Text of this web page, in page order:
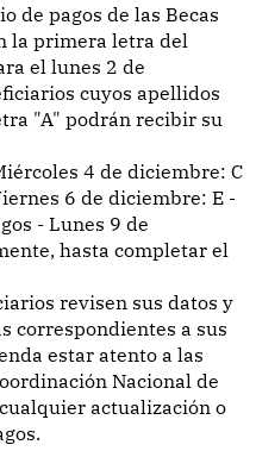
la primera letra del
el lunes 2 de
cuyos apellidos
"A" podrán recibir su
4 de diciembre: C
6 de diciembre: E -
- Lunes 9 de
hasta completar el
revisen sus datos y
correspondientes a sus
estar atento a las
Nacional de
actualización o